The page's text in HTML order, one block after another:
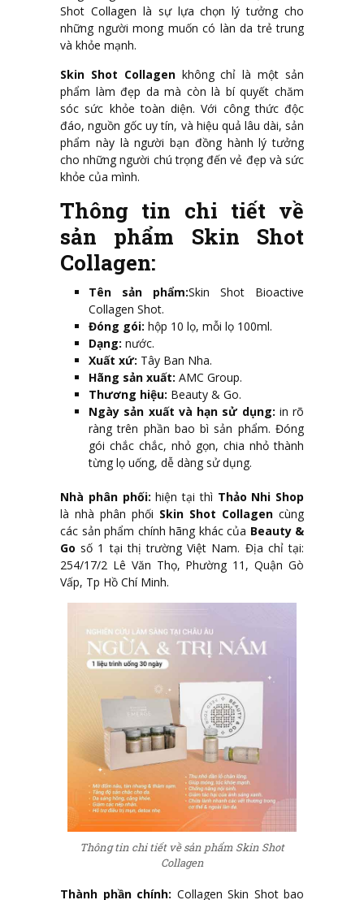
Shot Collagen là sự lựa chọn lý tưởng cho
những người mong muốn có làn da trẻ trung
và khỏe mạnh.
Skin Shot Collagenkhông chỉ là một sản
phẩm làm đẹp da mà còn là bí quyết chăm
sóc sức khỏe toàn diện. Với công thức độc
đáo, nguồn gốc uy tín, và hiệu quả lâu dài, sản
phẩm này là người bạn đồng hành lý tưởng
cho những người chú trọng đến vẻ đẹp và sức
khỏe của mình.
Thông tin chi tiết về
sản phẩm Skin Shot
Collagen:
Tên sản phẩm:Skin Shot Bioactive
Collagen Shot.
Đóng gói: hộp 10 lọ, mỗi lọ 100ml.
Dạng: nước.
Xuất xứ: Tây Ban Nha.
Hãng sản xuất: AMC Group.
Thương hiệu: Beauty & Go.
Ngày sản xuất và hạn sử dụng: in rõ
ràng trên phần bao bì sản phẩm. Đóng
gói chắc chắc, nhỏ gọn, chia nhỏ thành
từng lọ uống, dễ dàng sử dụng.
Nhà phân phối: hiện tại thì Thảo Nhi Shop
là nhà phân phối Skin Shot Collagen cùng
các sản phẩm chính hãng khác của Beauty &
Gosố 1 tại thị trường Việt Nam. Địa chỉ tại:
254/17/2 Lê Văn Thọ, Phường 11, Quận Gò
Vấp, Tp Hồ Chí Minh.
Thông tin chi tiết về sản phẩm Skin Shot
Collagen
Thành phần chính: Collagen Skin Shot bao